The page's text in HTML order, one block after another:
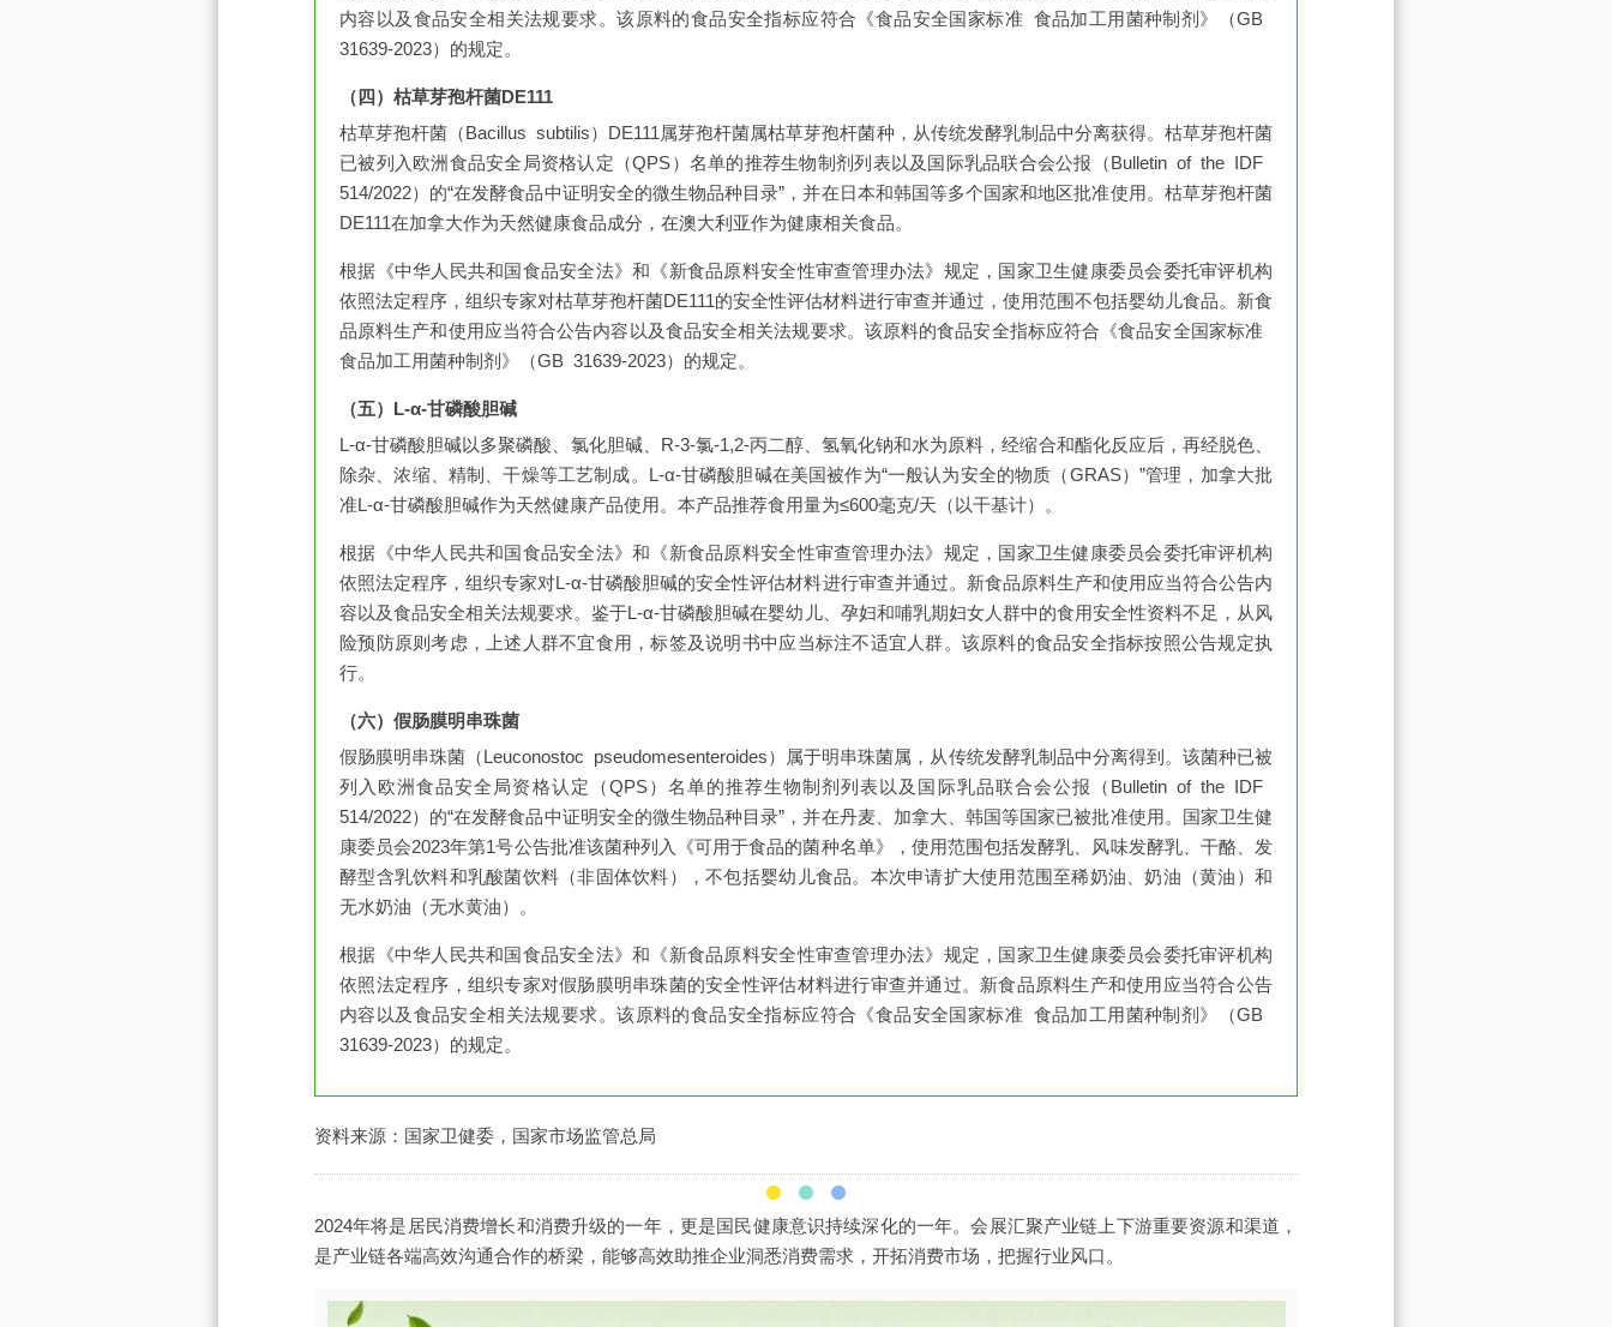
内容以及食品安全相关法规要求。该原料的食品安全指标应符合《食品安全国家标准 食品加工用菌种制剂》（GB
31639-2023）的规定。
（四）枯草芽孢杆菌DE111
枯草芽孢杆菌（Bacillus subtilis）DE111属芽孢杆菌属枯草芽孢杆菌种，从传统发酵乳制品中分离获得。枯草芽孢杆菌
已被列入欧洲食品安全局资格认定（QPS）名单的推荐生物制剂列表以及国际乳品联合会公报（Bulletin of the IDF
514/2022）的“在发酵食品中证明安全的微生物品种目录”，并在日本和韩国等多个国家和地区批准使用。枯草芽孢杆菌
DE111在加拿大作为天然健康食品成分，在澳大利亚作为健康相关食品。
根据《中华人民共和国食品安全法》和《新食品原料安全性审查管理办法》规定，国家卫生健康委员会委托审评机构
依照法定程序，组织专家对枯草芽孢杆菌DE111的安全性评估材料进行审查并通过，使用范围不包括婴幼儿食品。新食
品原料生产和使用应当符合公告内容以及食品安全相关法规要求。该原料的食品安全指标应符合《食品安全国家标准
食品加工用菌种制剂》（GB 31639-2023）的规定。
（五）L-α-甘磷酸胆碱
L-α-甘磷酸胆碱以多聚磷酸、氯化胆碱、R-3-氯-1,2-丙二醇、氢氧化钠和水为原料，经缩合和酯化反应后，再经脱色、
除杂、浓缩、精制、干燥等工艺制成。L-α-甘磷酸胆碱在美国被作为“一般认为安全的物质（GRAS）”管理，加拿大批
准L-α-甘磷酸胆碱作为天然健康产品使用。本产品推荐食用量为≤600毫克/天（以干基计）。
根据《中华人民共和国食品安全法》和《新食品原料安全性审查管理办法》规定，国家卫生健康委员会委托审评机构
依照法定程序，组织专家对L-α-甘磷酸胆碱的安全性评估材料进行审查并通过。新食品原料生产和使用应当符合公告内
容以及食品安全相关法规要求。鉴于L-α-甘磷酸胆碱在婴幼儿、孕妇和哺乳期妇女人群中的食用安全性资料不足，从风
险预防原则考虑，上述人群不宜食用，标签及说明书中应当标注不适宜人群。该原料的食品安全指标按照公告规定执
行。
（六）假肠膜明串珠菌
假肠膜明串珠菌（Leuconostoc pseudomesenteroides）属于明串珠菌属，从传统发酵乳制品中分离得到。该菌种已被
列入欧洲食品安全局资格认定（QPS）名单的推荐生物制剂列表以及国际乳品联合会公报（Bulletin of the IDF
514/2022）的“在发酵食品中证明安全的微生物品种目录”，并在丹麦、加拿大、韩国等国家已被批准使用。国家卫生健
康委员会2023年第1号公告批准该菌种列入《可用于食品的菌种名单》，使用范围包括发酵乳、风味发酵乳、干酪、发
酵型含乳饮料和乳酸菌饮料（非固体饮料），不包括婴幼儿食品。本次申请扩大使用范围至稀奶油、奶油（黄油）和
无水奶油（无水黄油）。
根据《中华人民共和国食品安全法》和《新食品原料安全性审查管理办法》规定，国家卫生健康委员会委托审评机构
依照法定程序，组织专家对假肠膜明串珠菌的安全性评估材料进行审查并通过。新食品原料生产和使用应当符合公告
内容以及食品安全相关法规要求。该原料的食品安全指标应符合《食品安全国家标准 食品加工用菌种制剂》（GB
31639-2023）的规定。
资料来源：国家卫健委，国家市场监管总局
2024年将是居民消费增长和消费升级的一年，更是国民健康意识持续深化的一年。会展汇聚产业链上下游重要资源和渠道，
是产业链各端高效沟通合作的桥梁，能够高效助推企业洞悉消费需求，开拓消费市场，把握行业风口。